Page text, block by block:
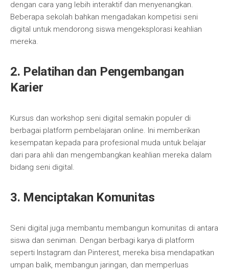
dengan cara yang lebih interaktif dan menyenangkan.
Beberapa sekolah bahkan mengadakan kompetisi seni
digital untuk mendorong siswa mengeksplorasi keahlian
mereka.
2. Pelatihan dan Pengembangan
Karier
Kursus dan workshop seni digital semakin populer di
berbagai platform pembelajaran online. Ini memberikan
kesempatan kepada para profesional muda untuk belajar
dari para ahli dan mengembangkan keahlian mereka dalam
bidang seni digital.
3. Menciptakan Komunitas
Seni digital juga membantu membangun komunitas di antara
siswa dan seniman. Dengan berbagi karya di platform
seperti Instagram dan Pinterest, mereka bisa mendapatkan
umpan balik, membangun jaringan, dan memperluas